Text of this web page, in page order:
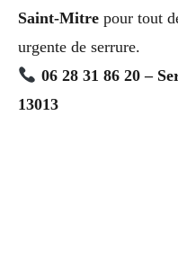
Saint-Mitre pour tout
urgente de serrure.
06 28 31 86 20 –
13013